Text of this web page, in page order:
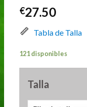
€27.50
Tabla de Talla
121 disponibles
Talla